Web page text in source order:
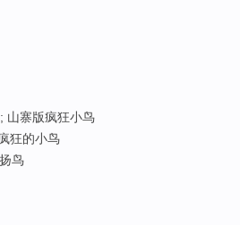
山寨版疯狂小鸟
狂的小鸟
鸟